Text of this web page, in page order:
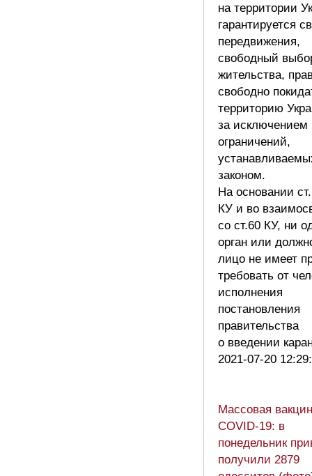
на территории
гарантируется
передвижения,
свободный
жительства,
свободно
территорию
за исключением
ограничений,
законом.
На основании
КУ и во
со ст.60 КУ, ни
орган или
лицо не имеет
требовать от
исполнения
постановления
правительства
о введении
2021-07-20
Массовая
COVID-19: в
понедельник
получили 2879